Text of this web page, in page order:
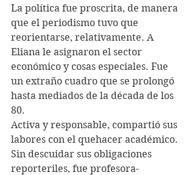
La política fue proscrita, de manera
que el periodismo tuvo que
reorientarse, relativamente. A
Eliana le asignaron el sector
económico y cosas especiales. Fue
un extraño cuadro que se prolongó
hasta mediados de la década de los
80.
Activa y responsable, compartió sus
labores con el quehacer académico.
Sin descuidar sus obligaciones
reporteriles, fue profesora-